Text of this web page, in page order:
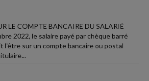
LE COMPTE BANCAIRE DU SALARIÉ
2022, le salaire payé par chèque barré
l'être sur un compte bancaire ou postal